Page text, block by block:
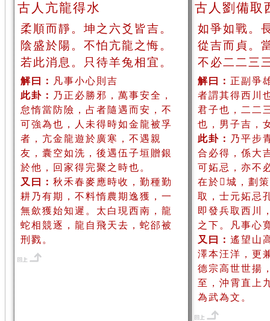
古人亢龍得水
柔順而靜。坤之六爻皆吉。
陰盛於陽。不怕亢龍之悔。
若此消息。只待羊兔相宜。
解曰：
凡事小心則吉
此卦： 乃正必勝邪，萬事安全，
怠惰當防險，占者隨遇而安，不
可強為也，人未得時如金龍被孚
者，亢金龍遊於廣寒，不遇親
友，囊空如洗，後遇伍子垣贈銀
於他，回家得完聚之時也。
又曰： 秋禾春麥應時收，勤種勤
耕乃有期，不料惰農期逸獲，一
無歛獲始知遲。太白現西南，龍
蛇相競逐，龍自飛天去，蛇郤被
刑戮。
古人劉備取
如爭如戰。
從吉而貞。
不必二二三
解曰： 正副爭
者謂其得西川
君子也，二二
也，男子吉，
此卦： 乃平步
合必得，係大
可妬忌，亦不
在於城，劃
取，士元妬忌
即發兵取西川
之下。凡事心
又曰： 遙望山
澤本汪洋，更
德宗高世世揚
至，沖霄直上
為武為文。